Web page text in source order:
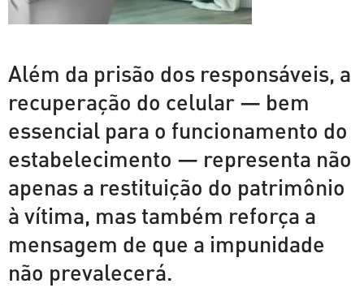
Além da prisão dos responsáveis, a
recuperação do celular — bem
essencial para o funcionamento do
estabelecimento — representa não
apenas a restituição do patrimônio
à vítima, mas também reforça a
mensagem de que a impunidade
não prevalecerá.